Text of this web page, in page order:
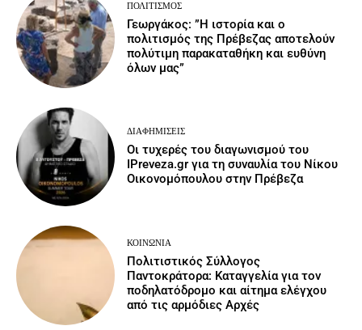
ΠΟΛΙΤΙΣΜΌΣ
Γεωργάκος: ”Η ιστορία και ο
πολιτισμός της Πρέβεζας αποτελούν
πολύτιμη παρακαταθήκη και ευθύνη
όλων μας”
ΔΙΑΦΗΜΊΣΕΙΣ
Οι τυχερές του διαγωνισμού του
IPreveza.gr για τη συναυλία του Νίκου
Οικονομόπουλου στην Πρέβεζα
ΚΟΙΝΩΝΙΑ
Πολιτιστικός Σύλλογος
Παντοκράτορα: Καταγγελία για τον
ποδηλατόδρομο και αίτημα ελέγχου
από τις αρμόδιες Αρχές